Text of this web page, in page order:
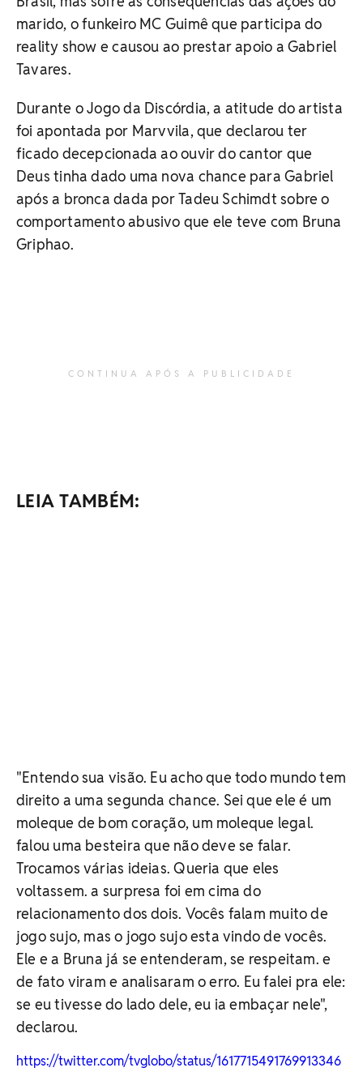
marido, o funkeiro MC Guimê que participa do
reality show e causou ao prestar apoio a Gabriel
Tavares.
Durante o Jogo da Discórdia, a atitude do artista
foi apontada por Marvvila, que declarou ter
ficado decepcionada ao ouvir do cantor que
Deus tinha dado uma nova chance para Gabriel
após a bronca dada por Tadeu Schimdt sobre o
comportamento abusivo que ele teve com Bruna
Griphao.
CONTINUA APÓS A PUBLICIDADE
LEIA TAMBÉM:
"Entendo sua visão. Eu acho que todo mundo tem
direito a uma segunda chance. Sei que ele é um
moleque de bom coração, um moleque legal.
falou uma besteira que não deve se falar.
Trocamos várias ideias. Queria que eles
voltassem. a surpresa foi em cima do
relacionamento dos dois. Vocês falam muito de
jogo sujo, mas o jogo sujo esta vindo de vocês.
Ele e a Bruna já se entenderam, se respeitam. e
de fato viram e analisaram o erro. Eu falei pra ele:
se eu tivesse do lado dele, eu ia embaçar nele",
declarou.
https://twitter.com/tvglobo/status/1617715491769913346